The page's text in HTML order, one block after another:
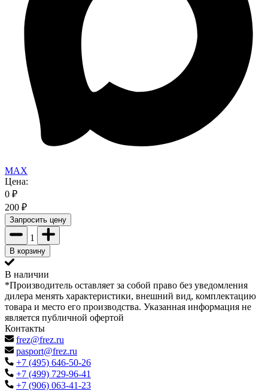
MAX
Цена:
0 ₽
200 ₽
Запросить цену
1
В корзину
В наличии
*Производитель оставляет за собой право без уведомления
дилера менять характеристики, внешний вид, комплектацию
товара и место его производства. Указанная информация не
является публичной офертой
Контакты
frez@frez.ru
pasport@frez.ru
+7 (495) 646-50-26
+7 (499) 729-96-41
+7 (906) 063-41-23